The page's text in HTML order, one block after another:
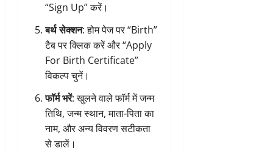
“Sign Up” करें।
बर्थ सेक्शन: होम पेज पर “Birth”
टैब पर क्लिक करें और “Apply
For Birth Certificate”
विकल्प चुनें।
फॉर्म भरें: खुलने वाले फॉर्म में जन्म
तिथि, जन्म स्थान, माता-पिता का
नाम, और अन्य विवरण सटीकता
से डालें।